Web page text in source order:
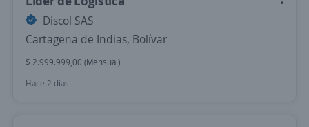
Discol SAS
Cartagena de Indias, Bolívar
$ 2.999.999,00 (Mensual)
Hace 2 días